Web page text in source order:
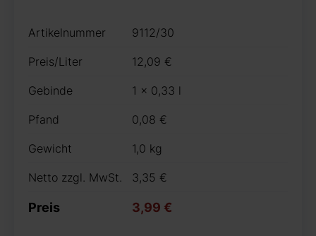
Artikelnummer 9112/30
Preis/Liter 12,09 €
Gebinde 1 x 0,33 l
Pfand 0,08 €
Gewicht 1,0 kg
Netto zzgl. MwSt. 3,35 €
Preis 3,99 €